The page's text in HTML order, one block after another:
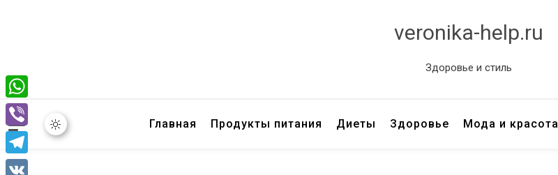
veronika-help.ru
Здоровье и стиль
Главная Продукты питания Диеты Здоровье Мода и красота
WhatsApp
Viber
Telegram